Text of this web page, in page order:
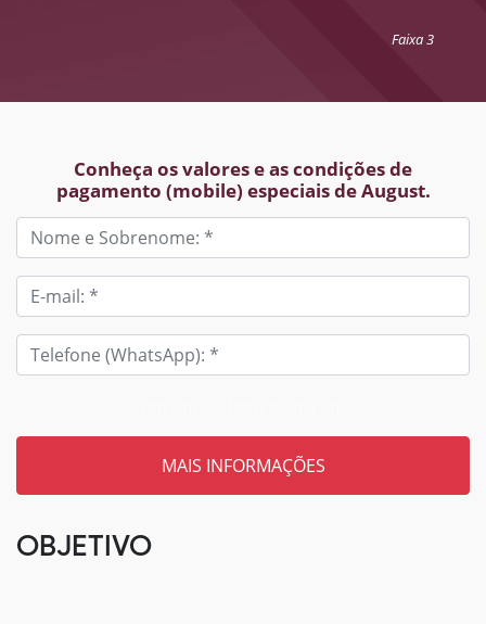
Faixa 3
Conheça os valores e as condições de
pagamento (mobile) especiais de August.
OBJETIVO